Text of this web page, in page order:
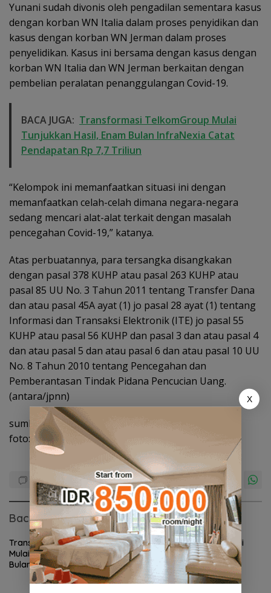
Yunani sudah divonis oleh pengadilan sementara kasus
dengan korban WN Italia dalam proses penyidikan dan
kasus dengan korban WN Jerman dalam proses
penyelidikan. Kasus ini bersama dengan kasus dengan
korban WN Italia dan WN Jerman berkaitan dengan
pembelian peralatan penanggulangan Covid-19.
BACA JUGA: Transformasi TelkomGroup Mulai
Tunjukkan Hasil, Enam Bulan InfraNexia Catat
Pendapatan Rp 7,7 Triliun
“Kelompok ini memanfaatkan situasi ini dengan
memanfaatkan celah-celah dimana negara-negara
sedang mencari alat-alat terkait dengan masalah
pencegahan Covid-19,” katanya.
Atas perbuatannya, para tersangka disangkakan
dengan pasal 378 KUHP atau pasal 263 KUHP atau
pasal 85 UU No. 3 Tahun 2011 tentang Transfer Dana
dan atau pasal 45A ayat (1) jo pasal 28 ayat (1) tentang
Informasi dan Transaksi Elektronik (ITE) jo pasal 55
KUHP atau pasal 56 KUHP dan pasal 3 dan atau pasal 4
dan atau pasal 5 dan atau pasal 6 dan atau pasal 10 UU
No. 8 Tahun 2010 tentang Pencegahan dan
Pemberantasan Tindak Pidana Pencucian Uang.
(antara/jpnn)
sumber: jpnn.com
foto: antara
Baca Juga
Transformasi TelkomGroup
Mulai Tunjukkan Hasil, Enam
Bulan InfraNexia Catat
Pendapatan Rp 7,7 Triliun
Ministry of Padel Hadir di
Batam, Usung Konsep
Lifestyle Hub Lengkap
dengan Sauna dan Kolam Air
Dingin
X